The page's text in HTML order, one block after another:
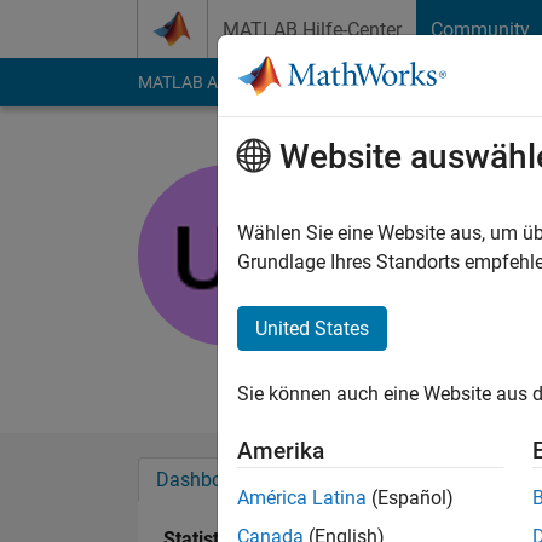
MATLAB Hilfe-Center Community
MATLAB Answers File Exchange Cody
Nordex-
Last seen: mehr als
Followers:
Dashboard
Website
Wählen Sie eine Website aus, um
Grundlage Ihres Standorts
United States
Sie können auch eine Website aus
Amerika
América Latina (Español)
Canada (English)